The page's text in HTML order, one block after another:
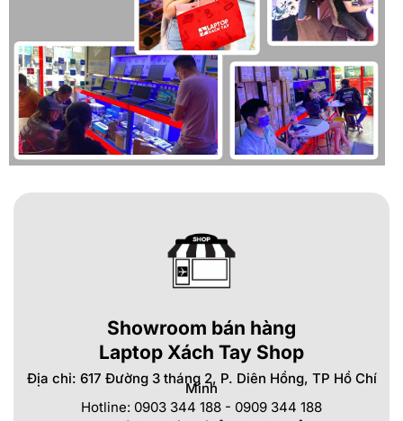
Showroom bán hàng
Laptop Xách Tay Shop
Địa chỉ: 617 Đường 3 tháng 2, P. Diên Hồng, TP Hồ Chí
Minh
Hotline: 0903 344 188 - 0909 344 188